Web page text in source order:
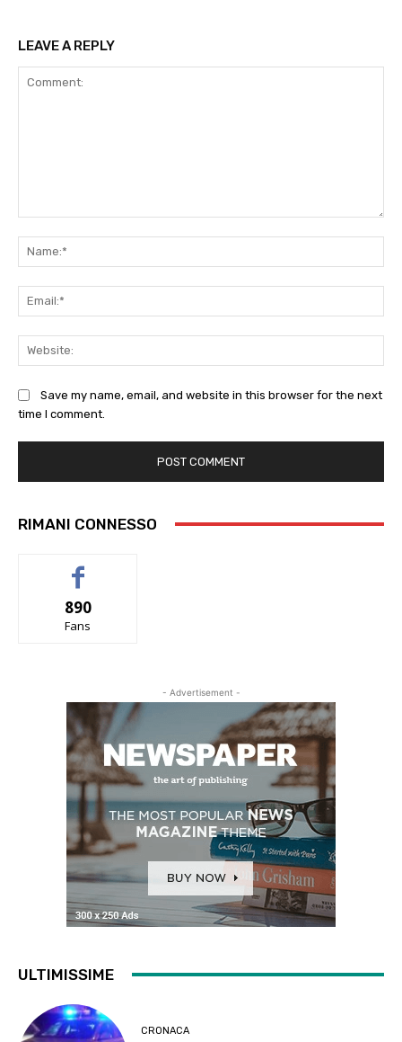
LEAVE A REPLY
Save my name, email, and website in this browser for the next
time I comment.
RIMANI CONNESSO
890
Fans
- Advertisement -
ULTIMISSIME
CRONACA